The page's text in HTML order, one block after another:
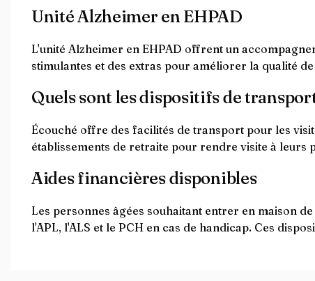
Unité Alzheimer en EHPAD
L'unité Alzheimer en EHPAD offrent un
stimulantes et des extras pour améliorer la qualité
Quels sont les dispositifs de
Écouché offre des facilités de transport pour les
établissements de retraite pour rendre visite à leurs
Aides financières disponibles
Les personnes âgées souhaitant entrer en maison
l'APL, l'ALS et le PCH en cas de handicap. Ces